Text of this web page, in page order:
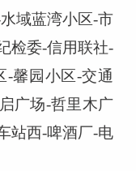
域蓝湾小区-市
检委-信用联社-
-馨园小区-交通
广场-哲里木广
站西-啤酒厂-电